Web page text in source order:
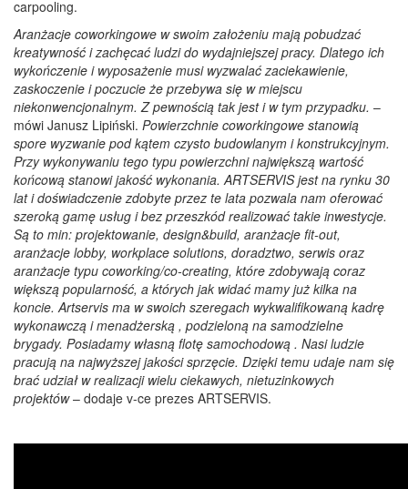
carpooling.
Aranżacje coworkingowe w swoim założeniu mają pobudzać
kreatywność i zachęcać ludzi do wydajniejszej pracy. Dlatego ich
wykończenie i wyposażenie musi wyzwalać zaciekawienie,
zaskoczenie i poczucie że przebywa się w miejscu
niekonwencjonalnym. Z pewnością tak jest i w tym przypadku. –
mówi Janusz Lipiński. Powierzchnie coworkingowe stanowią
spore wyzwanie pod kątem czysto budowlanym i konstrukcyjnym.
Przy wykonywaniu tego typu powierzchni największą wartość
końcową stanowi jakość wykonania. ARTSERVIS jest na rynku 30
lat i doświadczenie zdobyte przez te lata pozwala nam oferować
szeroką gamę usług i bez przeszkód realizować takie inwestycje.
Są to min: projektowanie, design&build, aranżacje fit-out,
aranżacje lobby, workplace solutions, doradztwo, serwis oraz
aranżacje typu coworking/co-creating, które zdobywają coraz
większą popularność, a których jak widać mamy już kilka na
koncie. Artservis ma w swoich szeregach wykwalifikowaną kadrę
wykonawczą i menadżerską , podzieloną na samodzielne
brygady. Posiadamy własną flotę samochodową . Nasi ludzie
pracują na najwyższej jakości sprzęcie. Dzięki temu udaje nam się
brać udział w realizacji wielu ciekawych, nietuzinkowych
projektów– dodaje v-ce prezes ARTSERVIS.